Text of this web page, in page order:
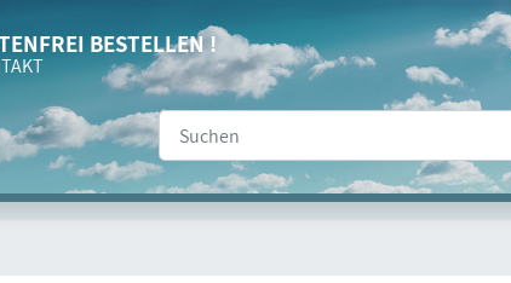
BESTELLEN !